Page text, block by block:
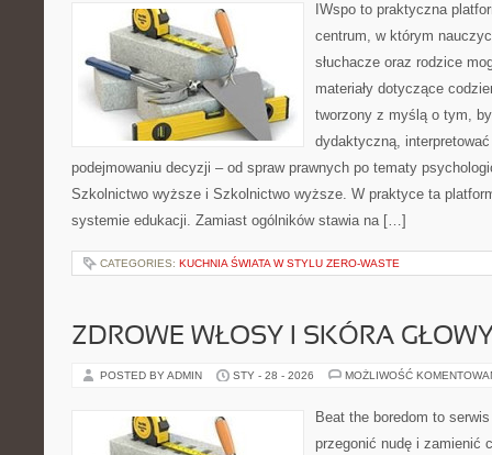
IWspo to praktyczna
centrum, w którym
słuchacze oraz rodzice
materiały dotyczące
tworzony z myślą o tym, by
dydaktyczną,
podejmowaniu decyzji – od spraw prawnych po tematy
Szkolnictwo wyższe i Szkolnictwo wyższe. W praktyce ta
systemie edukacji. Zamiast ogólników stawia na […]
CATEGORIES: KUCHNIA ŚWIATA W STYLU ZERO-WASTE
ZDROWE WŁOSY I SKÓRA
POSTED BY ADMIN STY - 28 - 2026 MOŻLIWOŚĆ
Beat the boredom to
przegonić nudę i zamienić